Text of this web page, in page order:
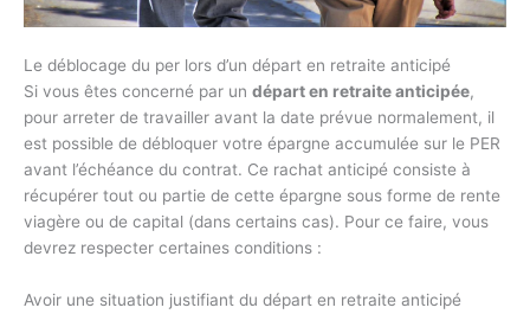
Le déblocage du per lors d’un départ en retraite anticipé
Si vous êtes concerné par un départ en retraite anticipée,
pour arreter de travailler avant la date prévue normalement, il
est possible de débloquer votre épargne accumulée sur le PER
avant l’échéance du contrat. Ce rachat anticipé consiste à
récupérer tout ou partie de cette épargne sous forme de rente
viagère ou de capital (dans certains cas). Pour ce faire, vous
devrez respecter certaines conditions :
Avoir une situation justifiant du départ en retraite anticipé